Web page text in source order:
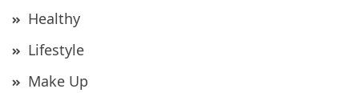
Healthy
Lifestyle
Make Up